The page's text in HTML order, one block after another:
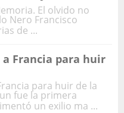
El olvido no
Nero Francisco
de ...
a Francia para huir
para huir de la
fue la primera
un exilio ma ...